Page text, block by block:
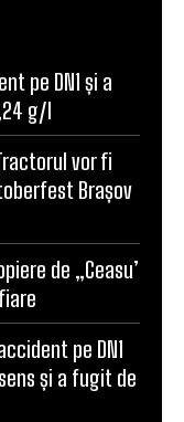
pe DN1 și a
g/l
vor fi
Brașov
de „Ceasu’
pe DN1
și a fugit de